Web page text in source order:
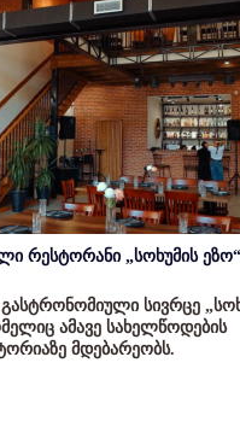
რესტორანი „სოხუმის ეზო“
სივრცე
ამავე სახელწოდების
მდებარეობს.